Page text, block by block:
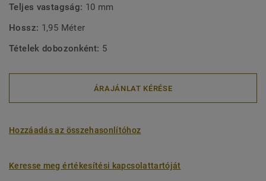
Teljes vastagság: 10 mm
Hossz: 1,95 Méter
Tételek dobozonként: 5
ÁRAJÁNLAT KÉRÉSE
Hozzáadás az összehasonlítóhoz
Keresse meg értékesítési kapcsolattartóját